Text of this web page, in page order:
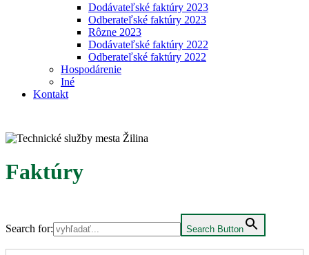
Dodávateľské faktúry 2023
Odberateľské faktúry 2023
Rôzne 2023
Dodávateľské faktúry 2022
Odberateľské faktúry 2022
Hospodárenie
Iné
Kontakt
Faktúry
Search for: Search Button